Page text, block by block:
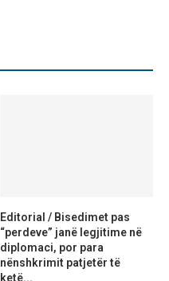
Editorial / Bisedimet pas
“perdeve” janë legjitime në
diplomaci, por para
nënshkrimit patjetër të
ketë...